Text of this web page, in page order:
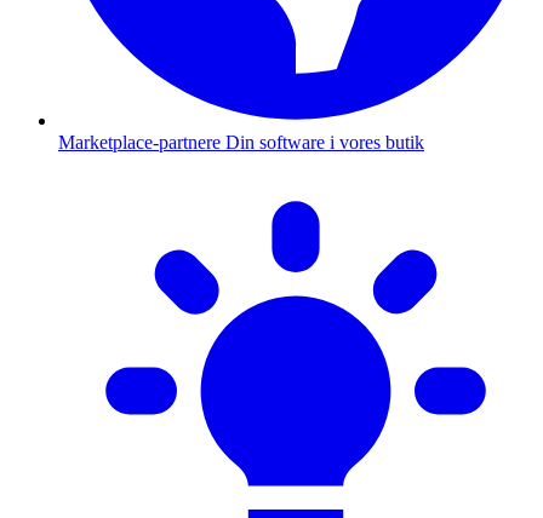
Marketplace-partnere Din software i vores butik